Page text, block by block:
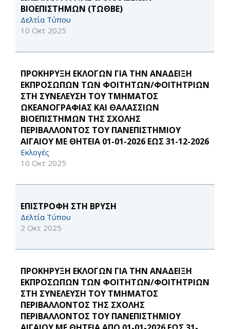
ΒΙΟΕΠΙΣΤΗΜΩΝ (ΤΩΘΒΕ)
Δελτία Τύπου
10 Οκτ 2025
ΠΡΟΚΗΡΥΞΗ ΕΚΛΟΓΩΝ ΓΙΑ ΤΗΝ ΑΝΑΔΕΙΞΗ
ΕΚΠΡΟΣΩΠΩΝ ΤΩΝ ΦΟΙΤΗΤΩΝ/ΦΟΙΤΗΤΡΙΩΝ
ΣΤΗ ΣΥΝΕΛΕΥΣΗ ΤΟΥ ΤΜΗΜΑΤΟΣ
ΩΚΕΑΝΟΓΡΑΦΙΑΣ ΚΑΙ ΘΑΛΑΣΣΙΩΝ
ΒΙΟΕΠΙΣΤΗΜΩΝ ΤΗΣ ΣΧΟΛΗΣ
ΠΕΡΙΒΑΛΛΟΝΤΟΣ ΤΟΥ ΠΑΝΕΠΙΣΤΗΜΙΟΥ
ΑΙΓΑΙΟΥ ΜΕ ΘΗΤΕΙΑ 01-01-2026 ΕΩΣ 31-12-2026
Εκλογές
10 Οκτ 2025
ΕΠΙΣΤΡΟΦΗ ΣΤΗ ΒΡΥΣΗ
Δελτία Τύπου
2 Οκτ 2025
ΠΡΟΚΗΡΥΞΗ ΕΚΛΟΓΩΝ ΓΙΑ ΤΗΝ ΑΝΑΔΕΙΞΗ
ΕΚΠΡΟΣΩΠΩΝ ΤΩΝ ΦΟΙΤΗΤΩΝ/ΦΟΙΤΗΤΡΙΩΝ
ΣΤΗ ΣΥΝΕΛΕΥΣΗ ΤΟΥ ΤΜΗΜΑΤΟΣ
ΠΕΡΙΒΑΛΛΟΝΤΟΣ ΤΗΣ ΣΧΟΛΗΣ
ΠΕΡΙΒΑΛΛΟΝΤΟΣ ΤΟΥ ΠΑΝΕΠΙΣΤΗΜΙΟΥ